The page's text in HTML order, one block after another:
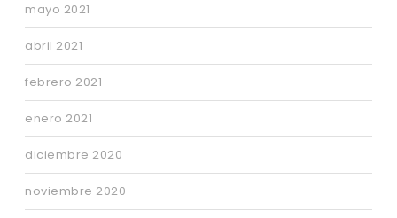
mayo 2021
abril 2021
febrero 2021
enero 2021
diciembre 2020
noviembre 2020